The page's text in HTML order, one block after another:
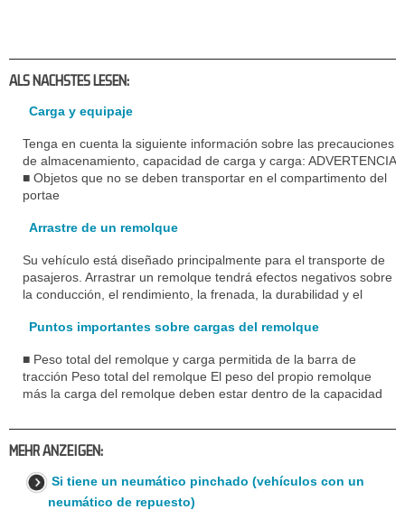
ALS NACHSTES LESEN:
Carga y equipaje
Tenga en cuenta la siguiente información sobre las precauciones
de almacenamiento, capacidad de carga y carga: ADVERTENCIA
■ Objetos que no se deben transportar en el compartimento del
portae
Arrastre de un remolque
Su vehículo está diseñado principalmente para el transporte de
pasajeros. Arrastrar un remolque tendrá efectos negativos sobre
la conducción, el rendimiento, la frenada, la durabilidad y el
Puntos importantes sobre cargas del remolque
■ Peso total del remolque y carga permitida de la barra de
tracción Peso total del remolque El peso del propio remolque
más la carga del remolque deben estar dentro de la capacidad
MEHR ANZEIGEN:
Si tiene un neumático pinchado (vehículos con un
neumático de repuesto)